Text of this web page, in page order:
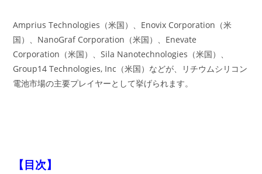
Amprius Technologies（米国）、Enovix Corporation（米
国）、NanoGraf Corporation（米国）、Enevate
Corporation（米国）、Sila Nanotechnologies（米国）、
Group14 Technologies, Inc（米国）などが、リチウムシリコン
電池市場の主要プレイヤーとして挙げられます。
【目次】